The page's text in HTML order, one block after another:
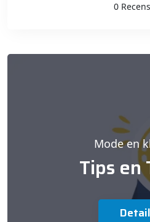
0
Mode en
Tips en